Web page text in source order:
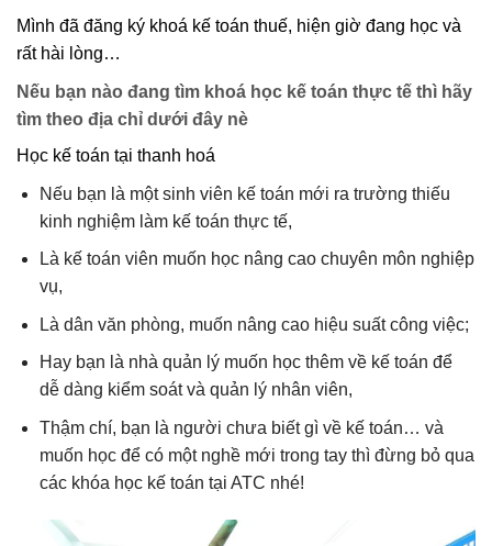
Mình đã đăng ký khoá kế toán thuế, hiện giờ đang học và
rất hài lòng…
Nếu bạn nào đang tìm khoá học kế toán thực tế thì hãy
tìm theo địa chỉ dưới đây nè
Học kế toán tại thanh hoá
Nếu bạn là một sinh viên kế toán mới ra trường thiếu
kinh nghiệm làm kế toán thực tế,
Là kế toán viên muốn học nâng cao chuyên môn nghiệp
vụ,
Là dân văn phòng, muốn nâng cao hiệu suất công việc;
Hay bạn là nhà quản lý muốn học thêm về kế toán để
dễ dàng kiểm soát và quản lý nhân viên,
Thậm chí, bạn là người chưa biết gì về kế toán… và
muốn học để có một nghề mới trong tay thì đừng bỏ qua
các khóa học kế toán tại ATC nhé!